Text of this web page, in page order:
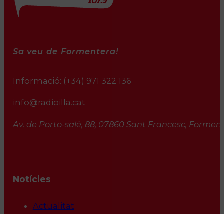
Sa veu de Formentera!
Informació: (+34) 971 322 136
info@radioilla.cat
Av. de Porto-salè, 88, 07860 Sant Francesc,
Notícies
Actualitat